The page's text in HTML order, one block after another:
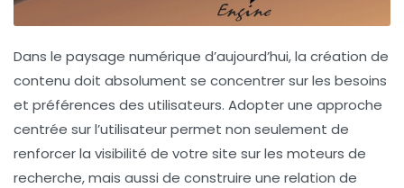
Dans le paysage numérique d’aujourd’hui, la création de
contenu doit absolument se concentrer sur les besoins
et préférences des utilisateurs. Adopter une approche
centrée sur l’utilisateur permet non seulement de
renforcer la visibilité de votre site sur les moteurs de
recherche, mais aussi de construire une relation de